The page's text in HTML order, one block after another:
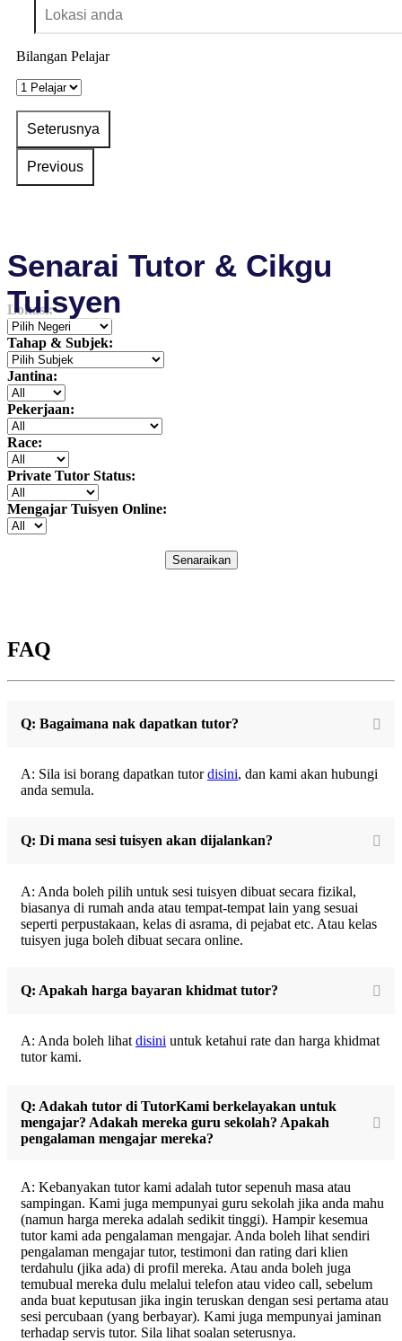
Bilangan Pelajar
Senarai Tutor & Cikgu
Tuisyen
Lokasi:
Tahap & Subjek:
Jantina:
Pekerjaan:
Race:
Private Tutor Status:
Mengajar Tuisyen Online:
Senaraikan
FAQ
Q: Bagaimana nak dapatkan tutor?
A: Sila isi borang dapatkan tutordisini, dan kami akan hubungi
anda semula.
Q: Di mana sesi tuisyen akan dijalankan?
A: Anda boleh pilih untuk sesi tuisyen dibuat secara fizikal,
biasanya di rumah anda atau tempat-tempat lain yang sesuai
seperti perpustakaan, kelas di asrama, di pejabat etc. Atau kelas
tuisyen juga boleh dibuat secara online.
Q: Apakah harga bayaran khidmat tutor?
A: Anda boleh lihat disini untuk ketahui rate dan harga khidmat
tutor kami.
Q: Adakah tutor di TutorKami berkelayakan untuk
mengajar? Adakah mereka guru sekolah? Apakah
pengalaman mengajar mereka?
A: Kebanyakan tutor kami adalah tutor sepenuh masa atau
sampingan. Kami juga mempunyai guru sekolah jika anda mahu
(namun harga mereka adalah sedikit tinggi). Hampir kesemua
tutor kami ada pengalaman mengajar. Anda boleh lihat sendiri
pengalaman mengajar tutor, testimoni dan rating dari klien
terdahulu (jika ada) di profil mereka. Atau anda boleh juga
temubual mereka dulu melalui telefon atau video call, sebelum
anda buat keputusan jika ingin teruskan dengan sesi pertama atau
sesi percubaan (yang berbayar). Kami juga mempunyai jaminan
terhadap servis tutor. Sila lihat soalan seterusnya.